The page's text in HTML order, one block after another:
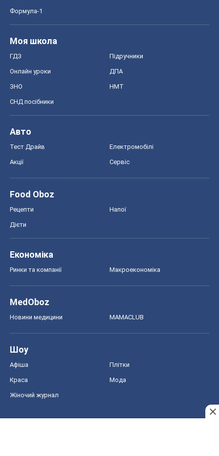
Формула-1
Моя школа
ГДЗ Підручники
Онлайн уроки ДПА
ЗНО НМТ
СНД посібники
Авто
Тест Драйв Електромобілі
Акції Сервіс
Food Oboz
Рецепти Напої
Дієти
Економіка
Ринки та компанії Макроекономіка
MedOboz
Новини медицини MAMACLUB
Шоу
Афіша Плітки
Краса Мода
Жіночий журнал